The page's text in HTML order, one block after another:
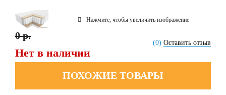
Нажмите, чтобы увеличить изображение
(0) Оставить отзыв
0 р.
Нет в наличии
ПОХОЖИЕ ТОВАРЫ